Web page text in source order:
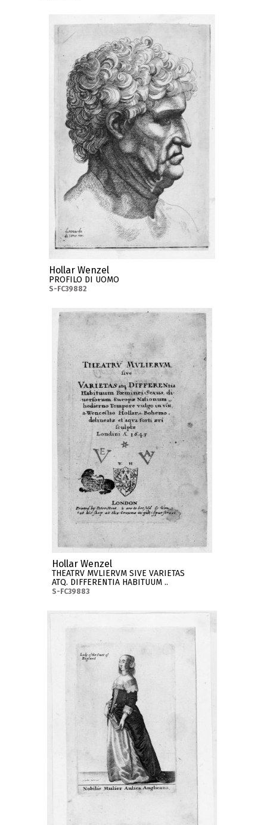
Hollar Wenzel
PROFILO DI UOMO
S-FC39882
Hollar Wenzel
THEATRV MVLIERVM SIVE VARIETAS
ATQ. DIFFERENTIA HABITUUM ..
S-FC39883